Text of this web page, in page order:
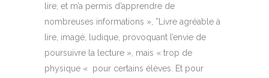
lire, et m’a permis d’apprendre de
nombreuses informations », ”Livre agréable à
lire, imagé, ludique, provoquant l’envie de
poursuivre la lecture », mais « trop de
physique « pour certains élèves. Et pour